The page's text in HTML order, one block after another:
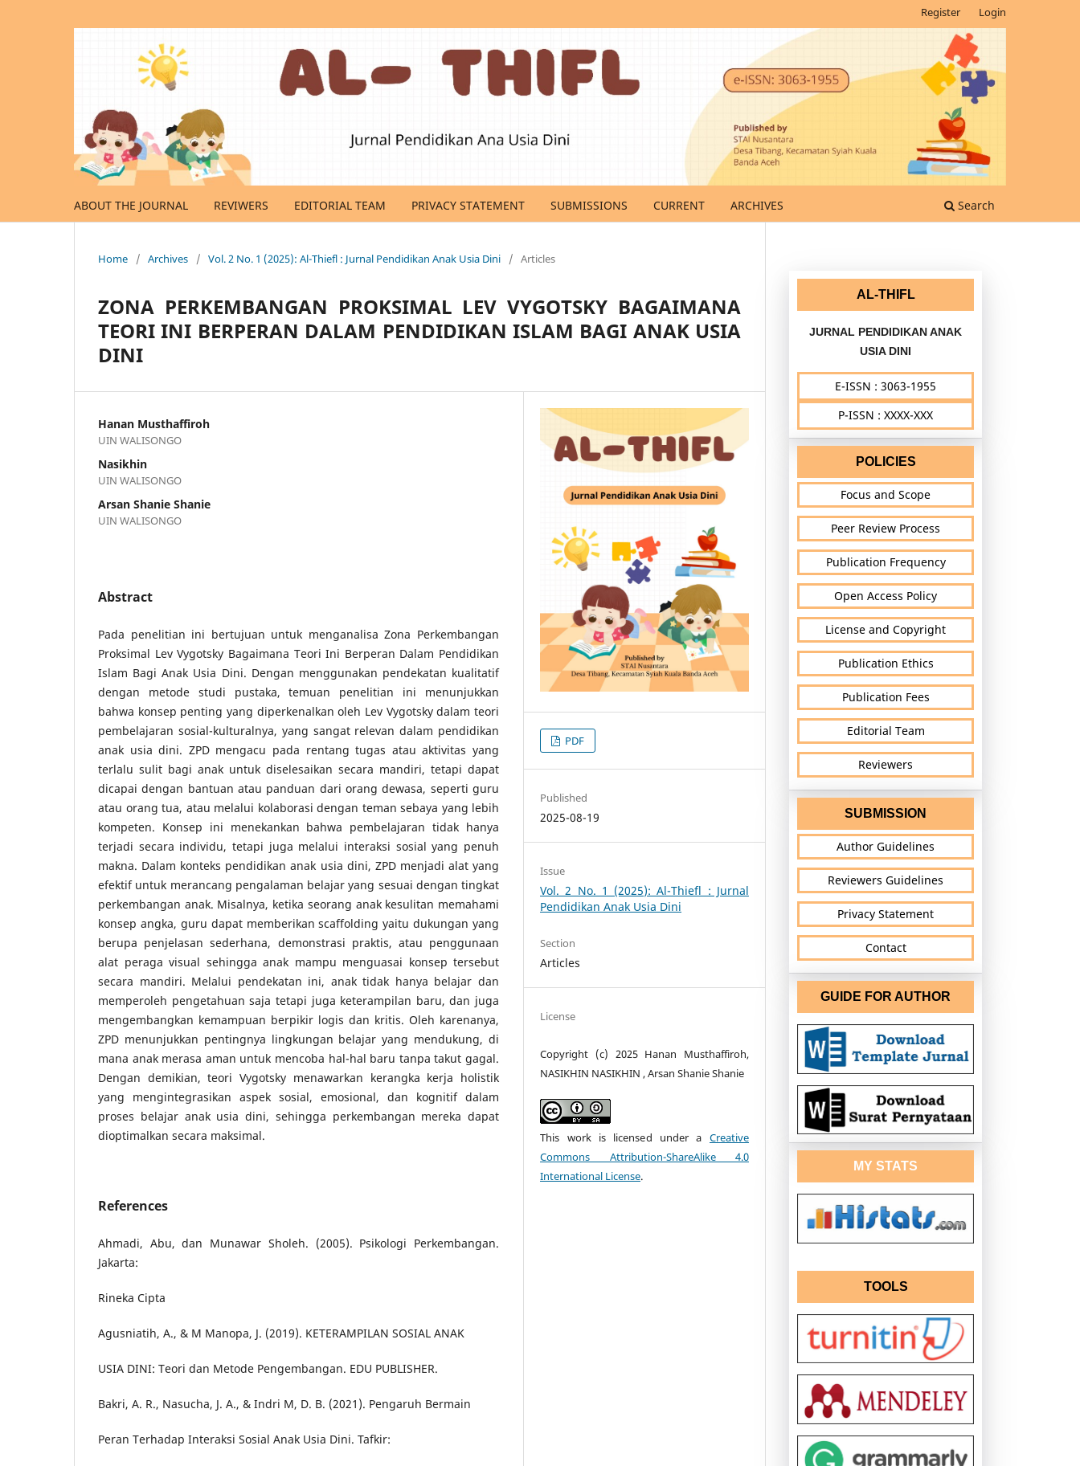
ABOUT THE JOURNAL REVIWERS EDITORIAL TEAM PRIVACY STATEMENT SUBMISSIONS CURRENT ARCHIVES Search
Register Login
Home / Archives / Vol. 2 No. 1 (2025): Al-Thiefl : Jurnal Pendidikan Anak Usia Dini / Articles
ZONA PERKEMBANGAN PROKSIMAL LEV VYGOTSKY BAGAIMANA
TEORI INI BERPERAN DALAM PENDIDIKAN ISLAM BAGI ANAK USIA
DINI
Hanan Musthaffiroh
UIN WALISONGO
Nasikhin
UIN WALISONGO
Arsan Shanie Shanie
UIN WALISONGO
Abstract
Pada penelitian ini bertujuan untuk menganalisa Zona Perkembangan
Proksimal Lev Vygotsky Bagaimana Teori Ini Berperan Dalam Pendidikan
Islam Bagi Anak Usia Dini. Dengan menggunakan pendekatan kualitatif
dengan metode studi pustaka, temuan penelitian ini menunjukkan
bahwa konsep penting yang diperkenalkan oleh Lev Vygotsky dalam teori
pembelajaran sosial-kulturalnya, yang sangat relevan dalam pendidikan
anak usia dini. ZPD mengacu pada rentang tugas atau aktivitas yang
terlalu sulit bagi anak untuk diselesaikan secara mandiri, tetapi dapat
dicapai dengan bantuan atau panduan dari orang dewasa, seperti guru
atau orang tua, atau melalui kolaborasi dengan teman sebaya yang lebih
kompeten. Konsep ini menekankan bahwa pembelajaran tidak hanya
terjadi secara individu, tetapi juga melalui interaksi sosial yang penuh
makna. Dalam konteks pendidikan anak usia dini, ZPD menjadi alat yang
efektif untuk merancang pengalaman belajar yang sesuai dengan tingkat
perkembangan anak. Misalnya, ketika seorang anak kesulitan memahami
konsep angka, guru dapat memberikan scaffolding yaitu dukungan yang
berupa penjelasan sederhana, demonstrasi praktis, atau penggunaan
alat peraga visual sehingga anak mampu menguasai konsep tersebut
secara mandiri. Melalui pendekatan ini, anak tidak hanya belajar dan
memperoleh pengetahuan saja tetapi juga keterampilan baru, dan juga
mengembangkan kemampuan berpikir logis dan kritis. Oleh karenanya,
ZPD menunjukkan pentingnya lingkungan belajar yang mendukung, di
mana anak merasa aman untuk mencoba hal-hal baru tanpa takut gagal.
Dengan demikian, teori Vygotsky menawarkan kerangka kerja holistik
yang mengintegrasikan aspek sosial, emosional, dan kognitif dalam
proses belajar anak usia dini, sehingga perkembangan mereka dapat
dioptimalkan secara maksimal.
References
Ahmadi, Abu, dan Munawar Sholeh. (2005). Psikologi Perkembangan.
Jakarta:
Rineka Cipta
Agusniatih, A., & M Manopa, J. (2019). KETERAMPILAN SOSIAL ANAK
USIA DINI: Teori dan Metode Pengembangan. EDU PUBLISHER.
Bakri, A. R., Nasucha, J. A., & Indri M, D. B. (2021). Pengaruh Bermain
Peran Terhadap Interaksi Sosial Anak Usia Dini. Tafkir:
PDF
Published
2025-08-19
Issue
Vol. 2 No. 1 (2025): Al-Thiefl : Jurnal
Pendidikan Anak Usia Dini
Section
Articles
License
Copyright (c) 2025 Hanan Musthaffiroh,
NASIKHIN NASIKHIN , Arsan Shanie Shanie
This work is licensed under a Creative
Commons Attribution-ShareAlike 4.0
International License.
AL-THIFL
JURNAL PENDIDIKAN ANAK
USIA DINI
E-ISSN : 3063-1955
P-ISSN : XXXX-XXX
POLICIES
Focus and Scope
Peer Review Process
Publication Frequency
Open Access Policy
License and Copyright
Publication Ethics
Publication Fees
Editorial Team
Reviewers
SUBMISSION
Author Guidelines
Reviewers Guidelines
Privacy Statement
Contact
GUIDE FOR AUTHOR
MY STATS
TOOLS